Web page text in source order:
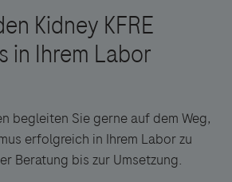
begleiten Sie gerne auf dem Weg,
erfolgreich in Ihrem Labor zu
Beratung bis zur Umsetzung.